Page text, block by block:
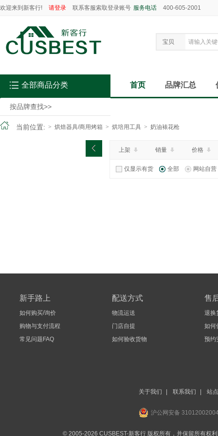
欢迎来到新客行! 请登录 联系客服索取登录账号 服务电话 400-605-2001
宝贝
按品牌查找>>
全部商品分类 首页 品牌汇总
当前位置: > 烘焙器具/商用烤箱 > 烘培用工具 > 奶油裱花枪
上架 销量 价格
仅显示有货 全部 网站自营
新手路上
如何购买/询价
购物与支付流程
常见问题FAQ
配送方式
物流运送
门店自提
如何验收货物
售
退换
如何
预约
关于我们 联系我们 站
沪公网安备
© 2005-2026 CUSBEST-新客行 版权所有，并保留所有权